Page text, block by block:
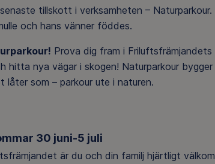
tillskott i verksamheten –
och hans vänner föddes.
Prova dig fram i
hitta nya vägar i skogen! Naturparkour
låter som – parkour ute i naturen.
30 juni-5 juli
är du och din familj hjärtligt